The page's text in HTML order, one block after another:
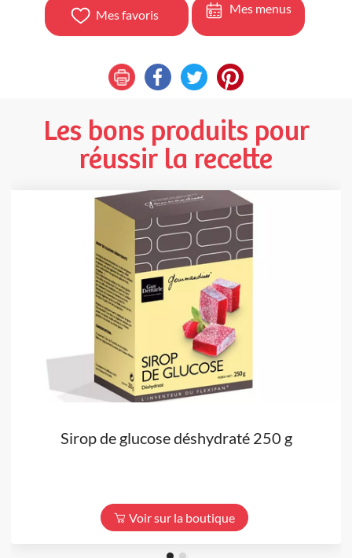
Mes favoris Mes menus
Les bons produits pour
réussir la recette
Sirop de glucose déshydraté 250 g
Voir sur la boutique